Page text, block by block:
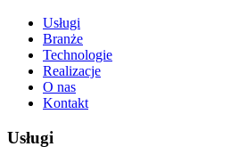
Usługi
Branże
Technologie
Realizacje
O nas
Kontakt
Usługi